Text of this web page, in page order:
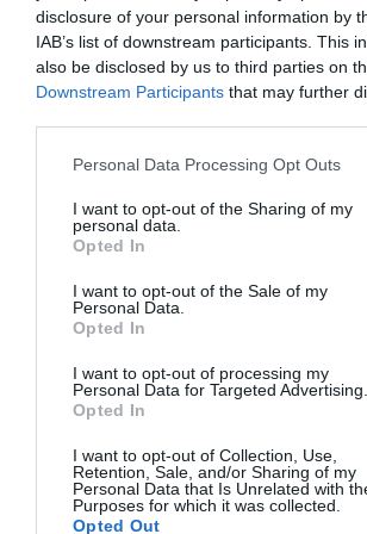
disclosure of your personal information by
IAB’s list of downstream participants. This
also be disclosed by us to third parties on
Downstream Participants that may further
Personal Data Processing Opt Outs
I want to opt-out of the Sharing of my
personal data.
Opted In
I want to opt-out of the Sale of my
Personal Data.
Opted In
I want to opt-out of processing my
Personal Data for Targeted Advertising.
Opted In
I want to opt-out of Collection, Use,
Retention, Sale, and/or Sharing of my
Personal Data that Is Unrelated with
Purposes for which it was collected.
Opted Out
Enormes minucias
por Eulogio López
Nokia, Ericsson... Huawei: lo
son las patentes
Isabel Pantoja
con Hacienda por